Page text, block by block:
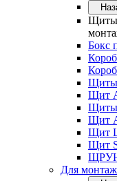
Щиты
Бокс
Щиты
Щит
Щиты
Щит
Щит
Щит
ЩРУН
Для